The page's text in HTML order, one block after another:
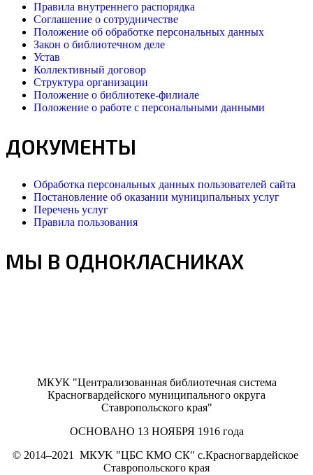
Правила внутреннего распорядка
Соглашение о сотрудничестве
Положение об обработке персональных данных
Закон о библиотечном деле
Устав
Коллективный договор
Структура организации
Положение о библиотеке-филиале
Положение о работе с персональными данными
ДОКУМЕНТЫ
Обработка персональных данных пользователей сайта
Постановление об оказании муниципальных услуг
Перечень услуг
Правила пользования
МЫ В ОДНОКЛАСНИКАХ
МКУК "Централизованная библиотечная система
Красногвардейского муниципального округа
Ставропольского края"
ОСНОВАНО 13 НОЯБРЯ 1916 года
© 2014–2021 МКУK "ЦБС КМО СК" с.Красногвардейское
Ставропольского края